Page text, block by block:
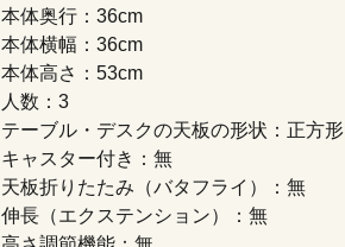
本体奥行：36cm
本体横幅：36cm
本体高さ：53cm
人数：3
テーブル・デスクの天板の形状：正方形
キャスター付き：無
天板折りたたみ（バタフライ）：無
伸長（エクステンション）：無